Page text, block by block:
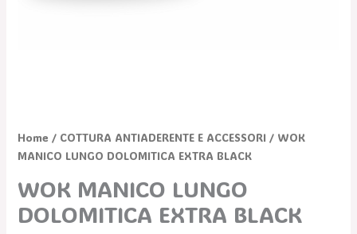
Home / COTTURA ANTIADERENTE E ACCESSORI / WOK
MANICO LUNGO DOLOMITICA EXTRA BLACK
WOK MANICO LUNGO
DOLOMITICA EXTRA BLACK